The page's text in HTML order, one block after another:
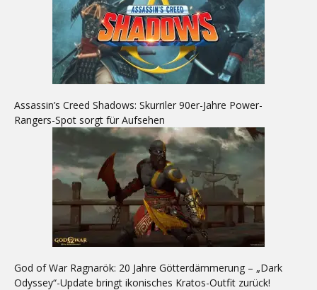
Assassin’s Creed Shadows: Skurriler 90er-Jahre Power-
Rangers-Spot sorgt für Aufsehen
God of War Ragnarök: 20 Jahre Götterdämmerung – „Dark
Odyssey“-Update bringt ikonisches Kratos-Outfit zurück!